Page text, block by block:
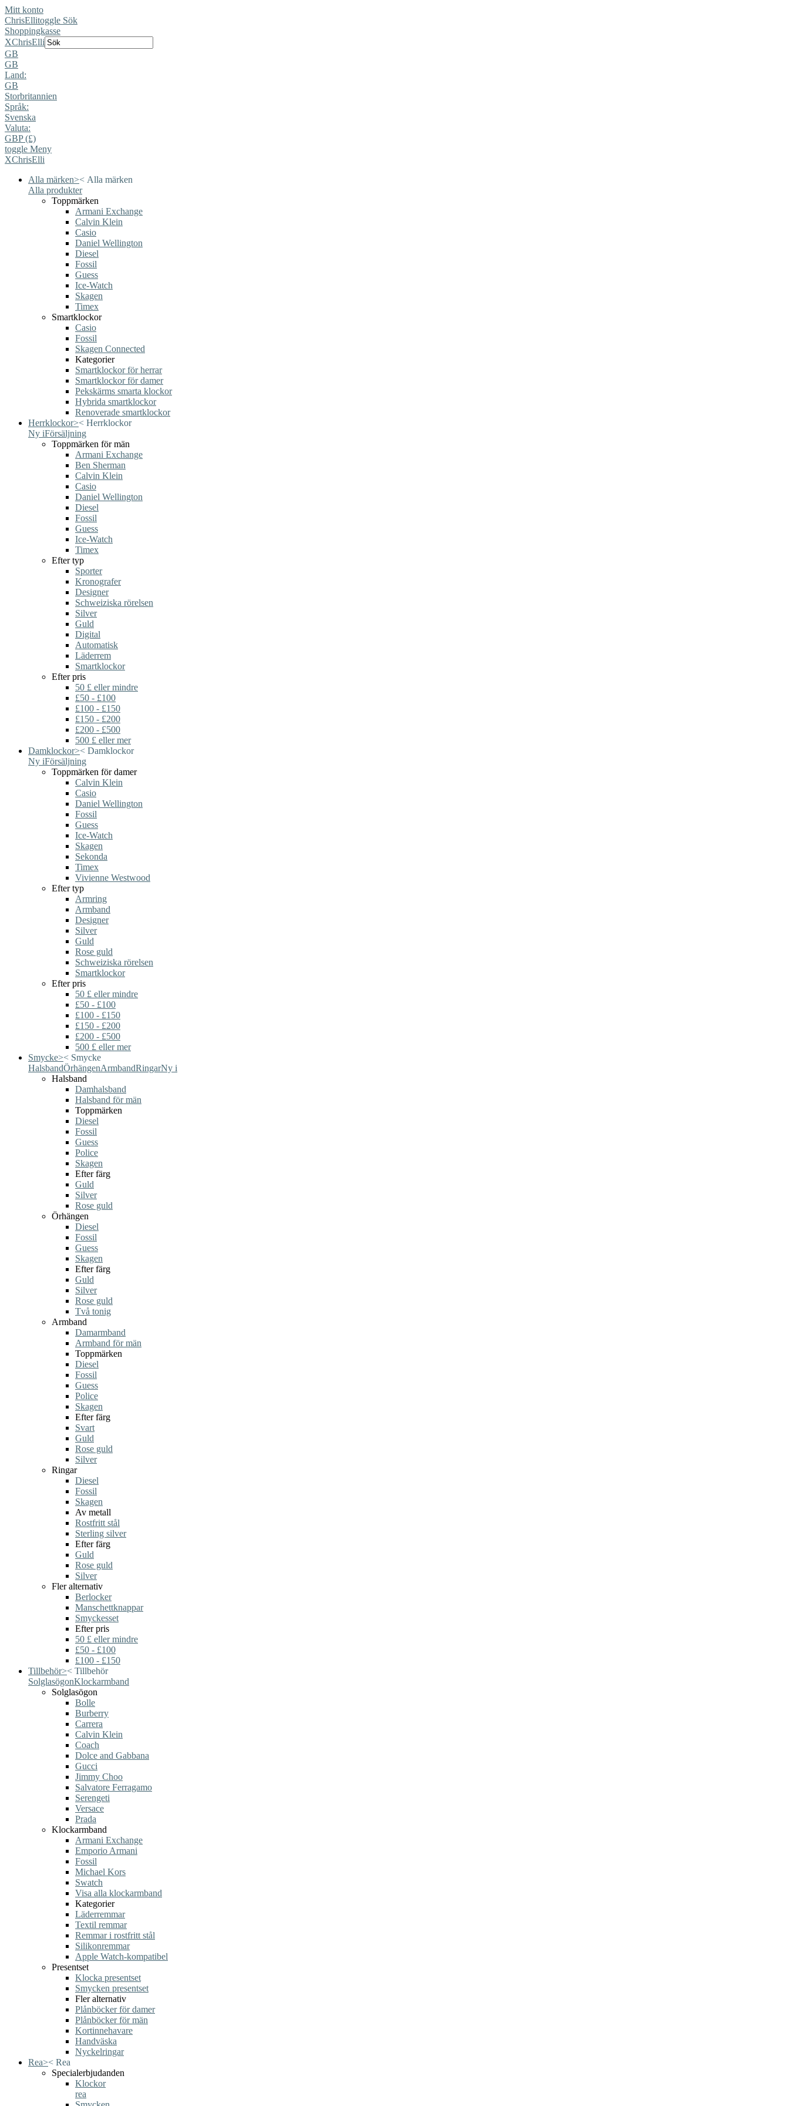
Mitt konto
ChrisEllitoggle Sök
Shoppingkasse
XChrisElli
GB
GB
Land:
GB
Storbritannien
Språk:
Svenska
Valuta:
GBP (£)
toggle Meny
XChrisElli
Alla märken>< Alla märken
Alla produkter
Toppmärken
Armani Exchange
Calvin Klein
Casio
Daniel Wellington
Diesel
Fossil
Guess
Ice-Watch
Skagen
Timex
Smartklockor
Casio
Fossil
Skagen Connected
Kategorier
Smartklockor för herrar
Smartklockor för damer
Pekskärms smarta klockor
Hybrida smartklockor
Renoverade smartklockor
Herrklockor>< Herrklockor
Ny iFörsäljning
Toppmärken för män
Armani Exchange
Ben Sherman
Calvin Klein
Casio
Daniel Wellington
Diesel
Fossil
Guess
Ice-Watch
Timex
Efter typ
Sporter
Kronografer
Designer
Schweiziska rörelsen
Silver
Guld
Digital
Automatisk
Läderrem
Smartklockor
Efter pris
50 £ eller mindre
£50 - £100
£100 - £150
£150 - £200
£200 - £500
500 £ eller mer
Damklockor>< Damklockor
Ny iFörsäljning
Toppmärken för damer
Calvin Klein
Casio
Daniel Wellington
Fossil
Guess
Ice-Watch
Skagen
Sekonda
Timex
Vivienne Westwood
Efter typ
Armring
Armband
Designer
Silver
Guld
Rose guld
Schweiziska rörelsen
Smartklockor
Efter pris
50 £ eller mindre
£50 - £100
£100 - £150
£150 - £200
£200 - £500
500 £ eller mer
Smycke>< Smycke
HalsbandÖrhängenArmbandRingarNy i
Halsband
Damhalsband
Halsband för män
Toppmärken
Diesel
Fossil
Guess
Police
Skagen
Efter färg
Guld
Silver
Rose guld
Örhängen
Diesel
Fossil
Guess
Skagen
Efter färg
Guld
Silver
Rose guld
Två tonig
Armband
Damarmband
Armband för män
Toppmärken
Diesel
Fossil
Guess
Police
Skagen
Efter färg
Svart
Guld
Rose guld
Silver
Ringar
Diesel
Fossil
Skagen
Av metall
Rostfritt stål
Sterling silver
Efter färg
Guld
Rose guld
Silver
Fler alternativ
Berlocker
Manschettknappar
Smyckesset
Efter pris
50 £ eller mindre
£50 - £100
£100 - £150
Tillbehör>< Tillbehör
SolglasögonKlockarmband
Solglasögon
Bolle
Burberry
Carrera
Calvin Klein
Coach
Dolce and Gabbana
Gucci
Jimmy Choo
Salvatore Ferragamo
Serengeti
Versace
Prada
Klockarmband
Armani Exchange
Emporio Armani
Fossil
Michael Kors
Swatch
Visa alla klockarmband
Kategorier
Läderremmar
Textil remmar
Remmar i rostfritt stål
Silikonremmar
Apple Watch-kompatibel
Presentset
Klocka presentset
Smycken presentset
Fler alternativ
Plånböcker för damer
Plånböcker för män
Kortinnehavare
Handväska
Nyckelringar
Rea>< Rea
Specialerbjudanden
Klockor
rea